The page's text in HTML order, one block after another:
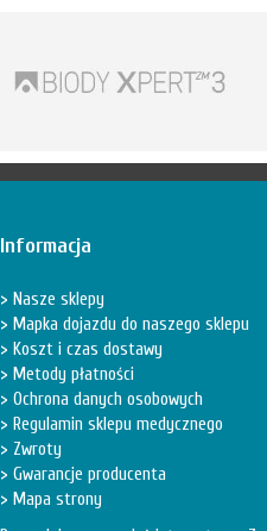
Informacja
Nasze sklepy
Mapka dojazdu do naszego sklepu
Koszt i czas dostawy
Metody płatności
Ochrona danych osobowych
Regulamin sklepu medycznego
Zwroty
Gwarancje producenta
Mapa strony